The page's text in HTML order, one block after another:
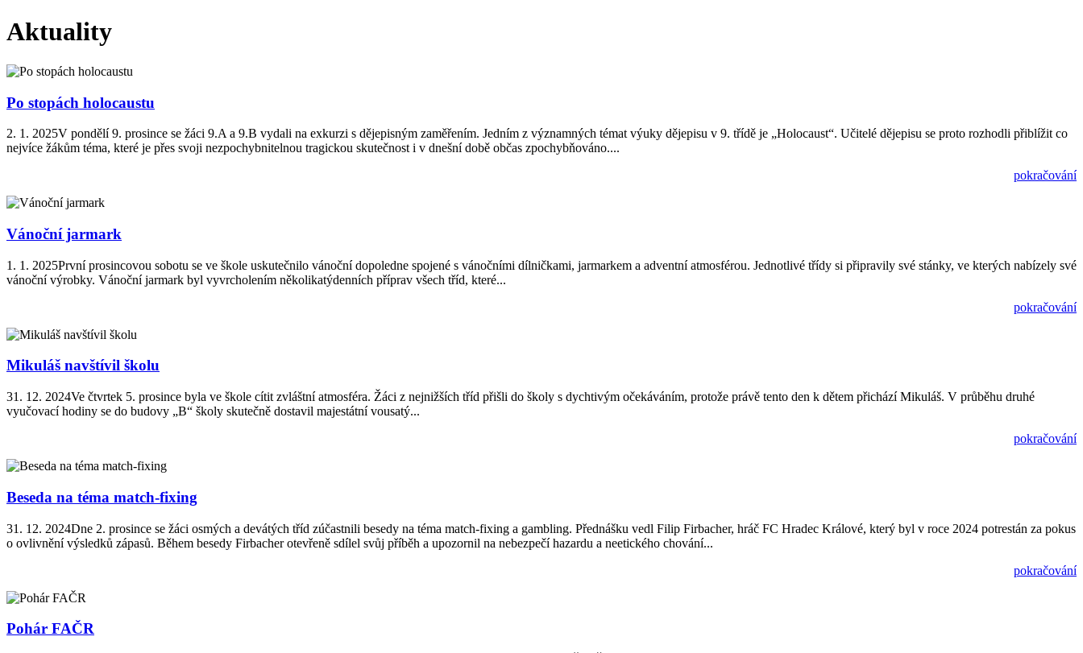
Aktuality
Po stopách holocaustu
2. 1. 2025V pondělí 9. prosince se žáci 9.A a 9.B vydali na exkurzi s dějepisným zaměřením. Jedním z významných témat výuky dějepisu v 9. třídě je „Holocaust“. Učitelé dějepisu se proto rozhodli přiblížit co
nejvíce žákům téma, které je přes svoji nezpochybnitelnou tragickou skutečnost i v dnešní době občas zpochybňováno....
pokračování
Vánoční jarmark
1. 1. 2025První prosincovou sobotu se ve škole uskutečnilo vánoční dopoledne spojené s vánočními dílničkami, jarmarkem a adventní atmosférou. Jednotlivé třídy si připravily své stánky, ve kterých nabízely své
vánoční výrobky. Vánoční jarmark byl vyvrcholením několikatýdenních příprav všech tříd, které...
pokračování
Mikuláš navštívil školu
31. 12. 2024Ve čtvrtek 5. prosince byla ve škole cítit zvláštní atmosféra. Žáci z nejnižších tříd přišli do školy s dychtivým očekáváním, protože právě tento den k dětem přichází Mikuláš. V průběhu druhé
vyučovací hodiny se do budovy „B“ školy skutečně dostavil majestátní vousatý...
pokračování
Beseda na téma match-fixing
31. 12. 2024Dne 2. prosince se žáci osmých a devátých tříd zúčastnili besedy na téma match-fixing a gambling. Přednášku vedl Filip Firbacher, hráč FC Hradec Králové, který byl v roce 2024 potrestán za pokus
o ovlivnění výsledků zápasů. Během besedy Firbacher otevřeně sdílel svůj příběh a upozornil na nebezpečí hazardu a neetického chování...
pokračování
Pohár FAČR